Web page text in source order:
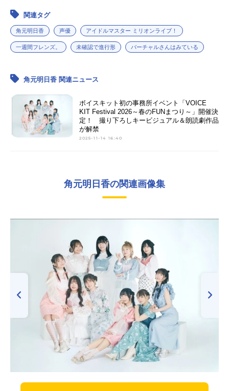
関連タグ
角元明日香 声優 アイドルマスター ミリオンライブ！
一週間フレンズ。 未確認で進行形 バーチャルさんはみている
角元明日香 関連ニュース
ボイスキット初の事務所イベント「VOICE
KIT Festival 2026～春のFUNまつり～」開催決
定！ 撮り下ろしキービジュアル＆朗読劇作品
が解禁
2025-11-14 16:40
角元明日香の関連画像集